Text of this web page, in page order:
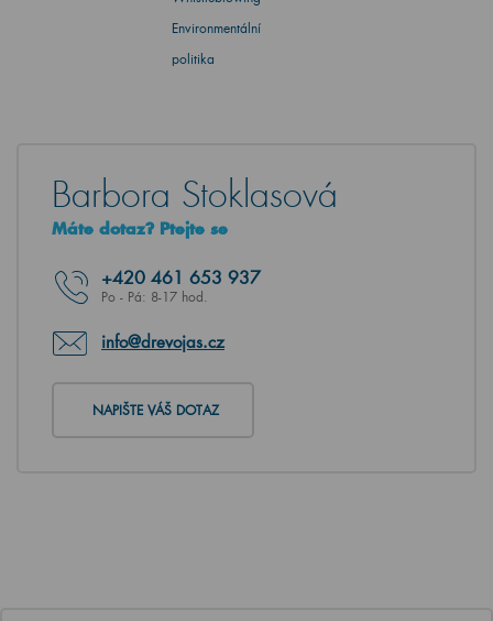
Environmentální
politika
Barbora Stoklasová
Máte dotaz? Ptejte se
+420 461 653 937
Po - Pá: 8-17 hod.
info@drevojas.cz
NAPIŠTE VÁŠ DOTAZ